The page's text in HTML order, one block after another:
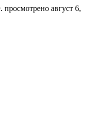
просмотрено август 6,